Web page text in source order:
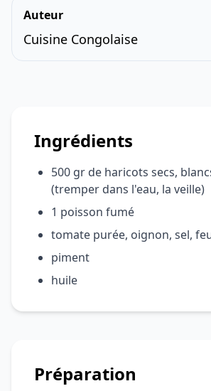
Auteur
Cuisine Congolaise
Ingrédients
500 gr de haricots secs,
(tremper dans l'eau, la veille)
1 poisson fumé
tomate purée, oignon, sel,
piment
huile
Préparation